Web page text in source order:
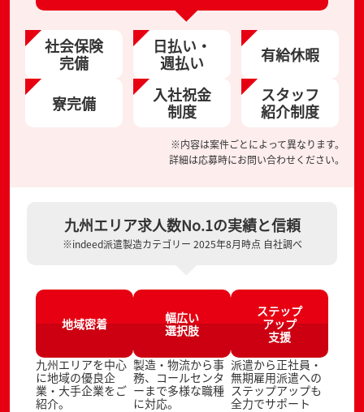
社会保険
完備
日払い・
週払い 有給休暇
寮完備 入社祝金
制度
スタッフ
紹介制度
※内容は案件ごとによって異なります。
詳細は応募時にお問い合わせください。
九州エリア求人数No.1の実績と信頼
※indeed派遣製造カテゴリー 2025年8月時点 自社調べ
地域密着
九州エリアを中心
に地域の優良企
業・大手企業をご
紹介。
幅広い
選択肢
製造・物流から事
務、コールセンタ
ーまで多様な職種
に対応。
ステップ
アップ
支援
派遣から正社員・
無期雇用派遣への
ステップアップも
全力でサポート